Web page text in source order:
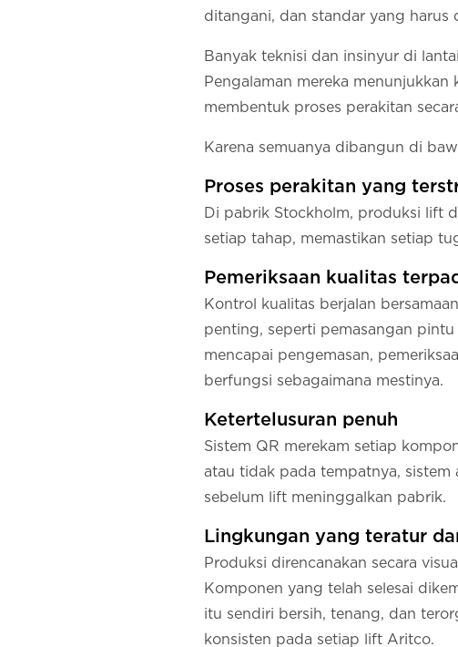
ditangani, dan standar yang
Banyak teknisi dan insinyur di
Pengalaman mereka
membentuk proses perakitan
Karena semuanya dibangun di
Proses perakitan yang
Di pabrik Stockholm, produksi lift
setiap tahap, memastikan setiap
Pemeriksaan kualitas
Kontrol kualitas berjalan
penting, seperti pemasangan
mencapai pengemasan,
berfungsi sebagaimana mestinya.
Ketertelusuran penuh
Sistem QR merekam setiap
atau tidak pada tempatnya, sistem
sebelum lift meninggalkan pabrik.
Lingkungan yang teratur
Produksi direncanakan secara
Komponen yang telah selesai
itu sendiri bersih, tenang, dan
konsisten pada setiap lift Aritco.